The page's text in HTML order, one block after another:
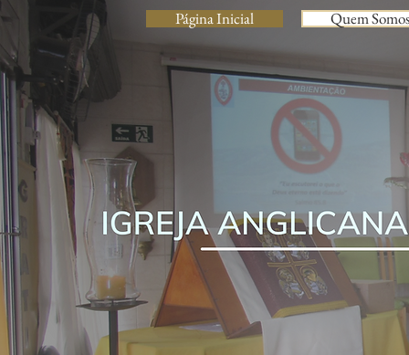
Página Inicial Quem Somos